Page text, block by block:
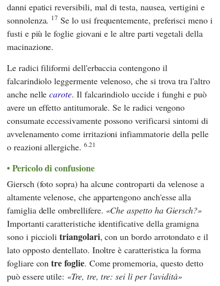
danni epatici reversibili, mal di testa, nausea, vertigini e
sonnolenza. 17 Se lo usi frequentemente, preferisci meno i
fusti e più le foglie giovani e le altre parti vegetali della
macinazione.
Le radici filiformi dell'erbaccia contengono il
falcarindiolo leggermente velenoso, che si trova tra l'altro
anche nellecarote. Il falcarindiolo uccide i funghi e può
avere un effetto antitumorale. Se le radici vengono
consumate eccessivamente possono verificarsi sintomi di
avvelenamento come irritazioni infiammatorie della pelle
o reazioni allergiche. 6.21
Pericolo di confusione
Giersch (foto sopra) ha alcune controparti da velenose a
altamente velenose, che appartengono anch'esse alla
famiglia delle ombrellifere.
Che aspetto ha Giersch?
Importanti caratteristiche identificative della gramigna
sono i picciolitriangolari, con un bordo arrotondato e il
lato opposto dentellato. Inoltre è caratteristica la forma
fogliare contre foglie. Come promemoria, questo detto
può essere utile:
Tre, tre, tre: sei lì per l'avidità